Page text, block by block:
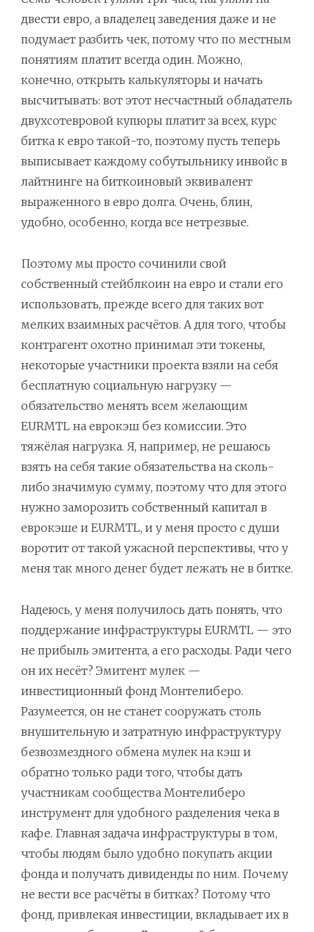
двести евро, а владелец заведения даже и не
подумает разбить чек, потому что по местным
понятиям платит всегда один. Можно,
конечно, открыть калькуляторы и начать
высчитывать: вот этот несчастный обладатель
двухсотевровой купюры платит за всех, курс
битка к евро такой-то, поэтому пусть теперь
выписывает каждому собутыльнику инвойс в
лайтнинге на биткоиновый эквивалент
выраженного в евро долга. Очень, блин,
удобно, особенно, когда все нетрезвые.
Поэтому мы просто сочинили свой
собственный стейблкоин на евро и стали его
использовать, прежде всего для таких вот
мелких взаимных расчётов. А для того, чтобы
контрагент охотно принимал эти токены,
некоторые участники проекта взяли на себя
бесплатную социальную нагрузку —
обязательство менять всем желающим
EURMTL на еврокэш без комиссии. Это
тяжёлая нагрузка. Я, например, не решаюсь
взять на себя такие обязательства на сколь-
либо значимую сумму, поэтому что для этого
нужно заморозить собственный капитал в
еврокэше и EURMTL, и у меня просто с души
воротит от такой ужасной перспективы, что у
меня так много денег будет лежать не в битке.
Надеюсь, у меня получилось дать понять, что
поддержание инфраструктуры EURMTL — это
не прибыль эмитента, а его расходы. Ради чего
он их несёт? Эмитент мулек —
инвестиционный фонд Монтелиберо.
Разумеется, он не станет сооружать столь
внушительную и затратную инфраструктуру
безвозмездного обмена мулек на кэш и
обратно только ради того, чтобы дать
участникам сообщества Монтелиберо
инструмент для удобного разделения чека в
кафе. Главная задача инфраструктуры в том,
чтобы людям было удобно покупать акции
фонда и получать дивиденды по ним. Почему
не вести все расчёты в битках? Потому что
фонд, привлекая инвестиции, вкладывает их в